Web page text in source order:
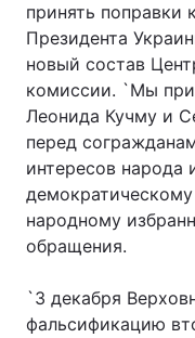
принять поправки
Президента
новый состав
комиссии. `Мы
Леонида Кучму и
перед
интересов народа
народному
обращения.
`3 декабря
фальсификацию